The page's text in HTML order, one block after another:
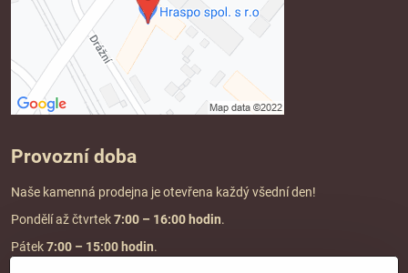
Provozní doba
Naše kamenná prodejna je otevřena každý všední den!
Pondělí až čtvrtek7:00 – 16:00 hodin.
Pátek7:00 – 15:00 hodin.